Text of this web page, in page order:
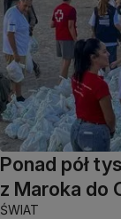
Ponad pół
z Maroka do
ŚWIAT